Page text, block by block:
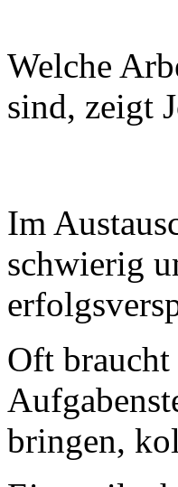
Welche
sind, zeigt
Im
schwierig
Oft braucht
bringen,